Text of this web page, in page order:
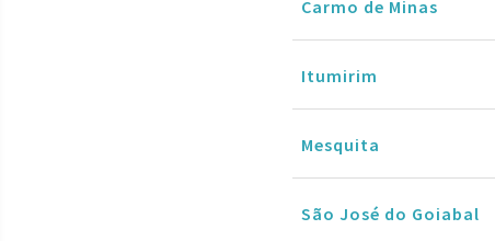
Carmo de Minas
Itumirim
Mesquita
São José do Goiabal